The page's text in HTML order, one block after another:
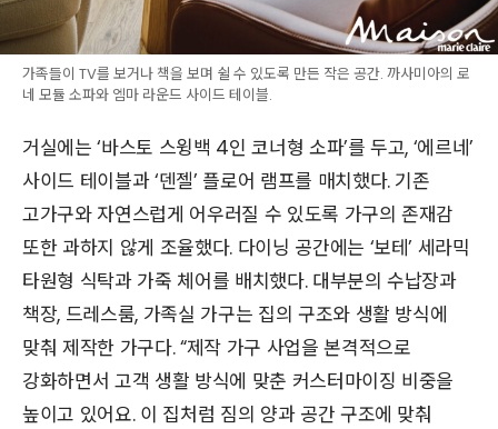
가족들이 TV를 보거나 책을 보며 쉴 수 있도록 만든 작은 공간. 까사미아의 로
네 모듈 소파와 엠마 라운드 사이드 테이블.
거실에는 ‘바스토 스윙백 4인 코너형 소파’를 두고, ‘에르네’
사이드 테이블과 ‘덴젤’ 플로어 램프를 매치했다. 기존
고가구와 자연스럽게 어우러질 수 있도록 가구의 존재감
또한 과하지 않게 조율했다. 다이닝 공간에는 ‘보테’ 세라믹
타원형 식탁과 가죽 체어를 배치했다. 대부분의 수납장과
책장, 드레스룸, 가족실 가구는 집의 구조와 생활 방식에
맞춰 제작한 가구다. “제작 가구 사업을 본격적으로
강화하면서 고객 생활 방식에 맞춘 커스터마이징 비중을
높이고 있어요. 이 집처럼 짐의 양과 공간 구조에 맞춰